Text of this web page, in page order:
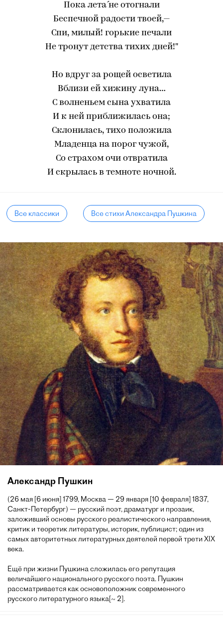
Пока лета́ не отогнали
Беспечной радости твоей,—
Спи, милый! горькие печали
Не тронут детства тихих дней!"
Но вдруг за рощей осветила
Вблизи ей хижину луна…
С волненьем сына ухватила
И к ней приближилась она;
Склонилась, тихо положила
Младенца на порог чужой,
Со страхом очи отвратила
И скрылась в темноте ночной.
Все классики Все стихи Александра Пушкина
Александр Пушкин
(26 мая [6 июня] 1799, Москва — 29 января [10 февраля] 1837,
Санкт-Петербург) — русский поэт, драматург и прозаик,
заложивший основы русского реалистического направления,
критик и теоретик литературы, историк, публицист; один из
самых авторитетных литературных деятелей первой трети XIX
века.
Ещё при жизни Пушкина сложилась его репутация
величайшего национального русского поэта. Пушкин
рассматривается как основоположник современного
русского литературного языка[~ 2].